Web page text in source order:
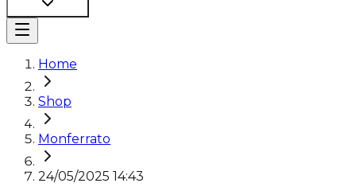
Home
Shop
Monferrato
24/05/2025 14:43